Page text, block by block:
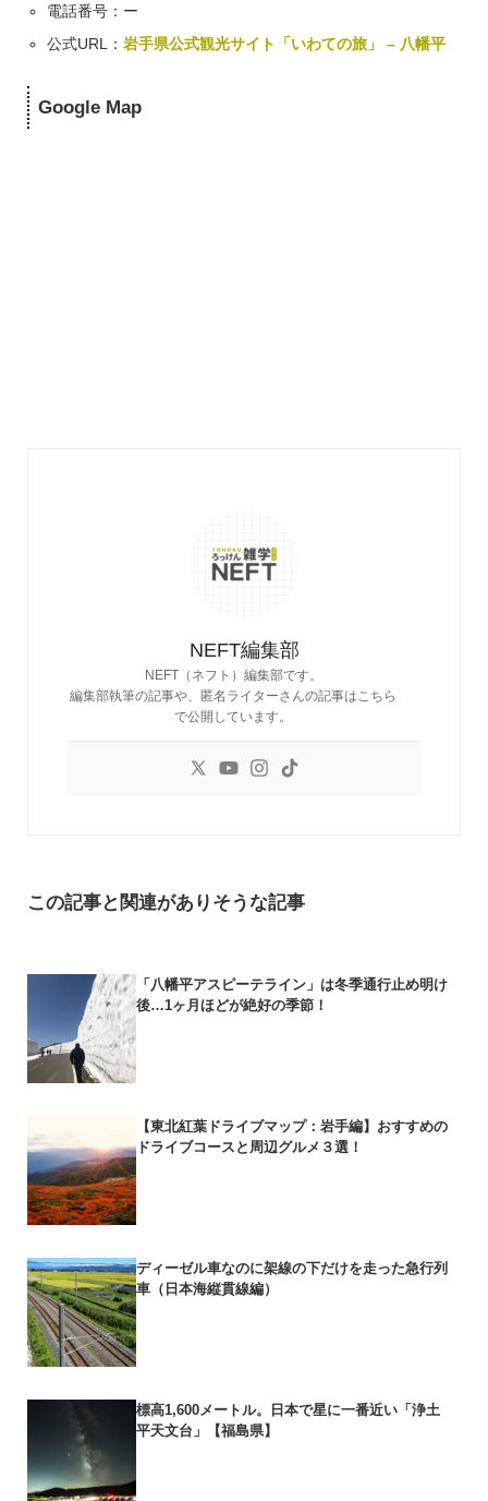
電話番号：ー
公式URL：岩手県公式観光サイト「いわての旅」 – 八幡平
Google Map
NEFT編集部
NEFT（ネフト）編集部です。
編集部執筆の記事や、匿名ライターさんの記事はこちら
で公開しています。
この記事と関連がありそうな記事
「八幡平アスピーテライン」は冬季通行止め明け
後…1ヶ月ほどが絶好の季節！
【東北紅葉ドライブマップ：岩手編】おすすめの
ドライブコースと周辺グルメ３選！
ディーゼル車なのに架線の下だけを走った急行列
車（日本海縦貫線編）
標高1,600メートル。日本で星に一番近い「浄土
平天文台」【福島県】